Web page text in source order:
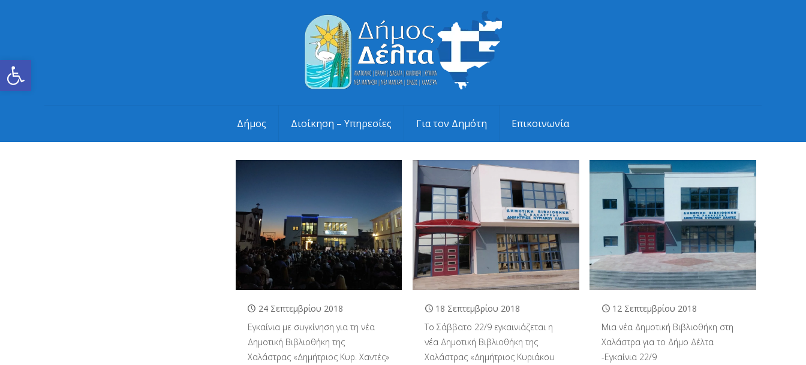
Ανοίξτε τη γραμμή εργαλείων
Δήμος Διοίκηση – Υπηρεσίες Για τον Δημότη Επικοινωνία
24 Σεπτεμβρίου 2018
Εγκαίνια με συγκίνηση για τη νέα
Δημοτική Βιβλιοθήκη της
Χαλάστρας «Δημήτριος Κυρ. Χαντές»
18 Σεπτεμβρίου 2018
Το Σάββατο 22/9 εγκαινιάζεται η
νέα Δημοτική Βιβλιοθήκη της
Χαλάστρας «Δημήτριος Κυριάκου
12 Σεπτεμβρίου 2018
Μια νέα Δημοτική Βιβλιοθήκη στη
Χαλάστρα για το Δήμο Δέλτα
-Εγκαίνια 22/9